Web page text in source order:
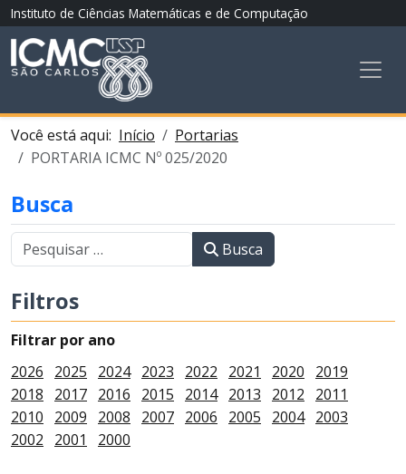
Instituto de Ciências Matemáticas e de Computação
Você está aqui: Início
Portarias
PORTARIA ICMC Nº 025/2020
Busca
Busca
Filtros
Filtrar por ano
2026
2025 2024 2023 2022 2021 2020
2019
2018
2017 2016 2015 2014 2013 2012
2011
2010
2009 2008 2007 2006 2005 2004 2003
2002
2001 2000